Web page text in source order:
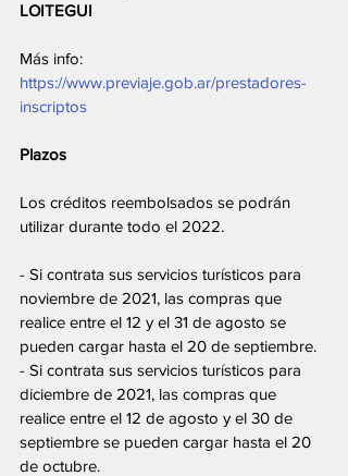
LOITEGUI
Más info:
https://www.previaje.gob.ar/prestadores-
inscriptos
Plazos
Los créditos reembolsados se podrán
utilizar durante todo el 2022.
- Si contrata sus servicios turísticos para
noviembre de 2021, las compras que
realice entre el 12 y el 31 de agosto se
pueden cargar hasta el 20 de septiembre.
- Si contrata sus servicios turísticos para
diciembre de 2021, las compras que
realice entre el 12 de agosto y el 30 de
septiembre se pueden cargar hasta el 20
de octubre.